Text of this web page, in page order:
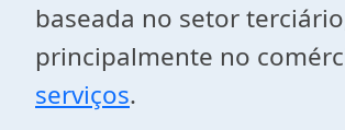
baseada no setor
principalmente no
serviços.